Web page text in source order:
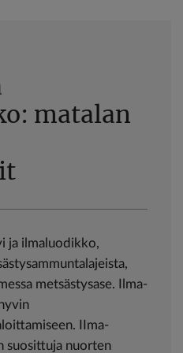
matalan
ja ilmaluodikko,
metsästysase. Ilma-
IIma-
suosittuja nuorten